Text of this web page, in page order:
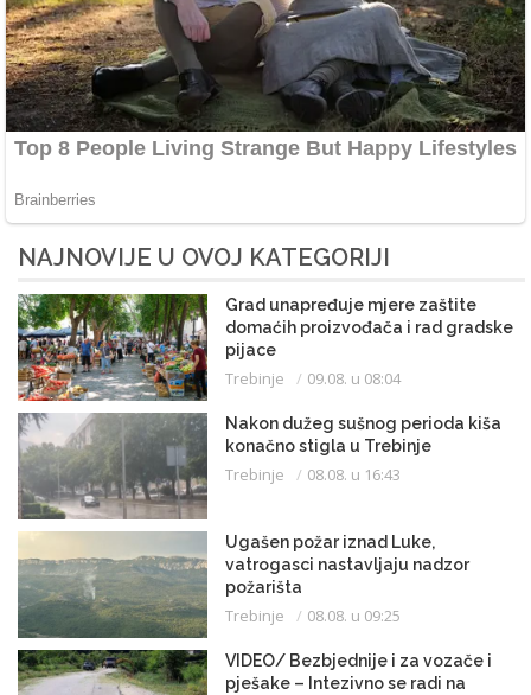
NAJNOVIJE U OVOJ KATEGORIJI
Grad unapređuje mjere zaštite
domaćih proizvođača i rad gradske
pijace
Trebinje 09.08. u 08:04
Nakon dužeg sušnog perioda kiša
konačno stigla u Trebinje
Trebinje 08.08. u 16:43
Ugašen požar iznad Luke,
vatrogasci nastavljaju nadzor
požarišta
Trebinje 08.08. u 09:25
VIDEO/ Bezbjednije i za vozače i
pješake – Intezivno se radi na